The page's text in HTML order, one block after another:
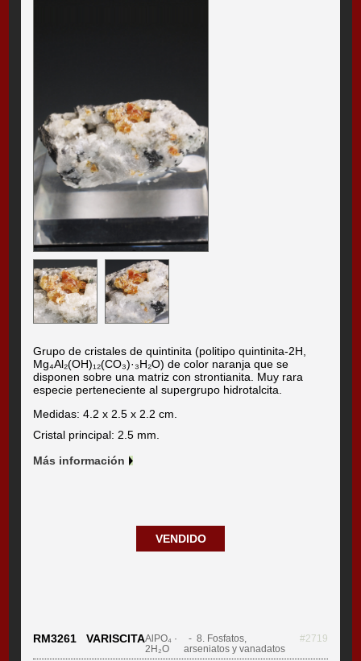
Grupo de cristales de quintinita (politipo quintinita-2H,
Mg₄Al₂(OH)₁₂(CO₃)·₃H₂O) de color naranja que se
disponen sobre una matriz con strontianita. Muy rara
especie perteneciente al supergrupo hidrotalcita.
Medidas: 4.2 x 2.5 x 2.2 cm.
Cristal principal: 2.5 mm.
Más información
VENDIDO
RM3261 VARISCITAAlPO₄ ·
2H₂O
- 8. Fosfatos,
arseniatos y vanadatos
#2719